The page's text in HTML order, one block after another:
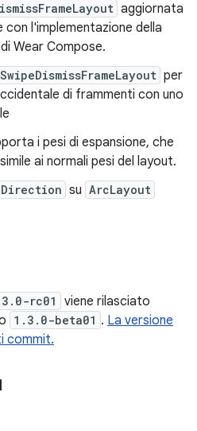
aggiornata
l'implementazione della
Wear Compose.
SwipeDismissFrameLayout per
di frammenti con uno
i pesi di espansione, che
ai normali pesi del layout.
su ArcLayout
rc01
viene rilasciato
1.3.0-beta01 . La versione
commit.